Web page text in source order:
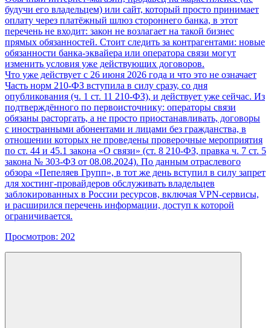
будучи его владельцем) или сайт, который просто принимает
оплату через платёжный шлюз стороннего банка, в этот
перечень не входит: закон не возлагает на такой бизнес
прямых обязанностей. Стоит следить за контрагентами: новые
обязанности банка-эквайера или оператора связи могут
изменить условия уже действующих договоров.
Что уже действует с 26 июня 2026 года и что это не означает
Часть норм 210-ФЗ вступила в силу сразу, со дня
опубликования (ч. 1 ст. 11 210-ФЗ), и действует уже сейчас. Из
подтверждённого по первоисточнику: операторы связи
обязаны расторгать, а не просто приостанавливать, договоры
с иностранными абонентами и лицами без гражданства, в
отношении которых не проведены проверочные мероприятия
по ст. 44 и 45.1 закона «О связи» (ст. 8 210-ФЗ, правка ч. 7 ст. 5
закона № 303-ФЗ от 08.08.2024). По данным отраслевого
обзора «Пепеляев Групп», в тот же день вступил в силу запрет
для хостинг-провайдеров обслуживать владельцев
заблокированных в России ресурсов, включая VPN-сервисы,
и расширился перечень информации, доступ к которой
ограничивается.
Просмотров: 202